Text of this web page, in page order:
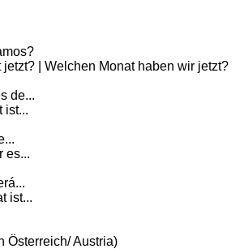
| Welchen Monat haben wir jetzt?
de...
ist...
es...
ist...
Österreich/ Austria)